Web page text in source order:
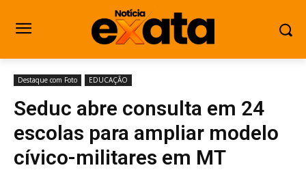
Destaque com Foto EDUCAÇÃO
Seduc abre consulta em 24
escolas para ampliar modelo
cívico-militares em MT